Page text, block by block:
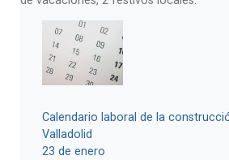
Calendario laboral de la
Valladolid
23 de enero